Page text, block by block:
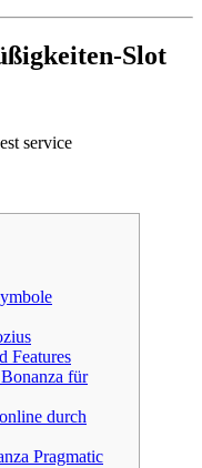
Slot
service
Features
für
durch
Pragmatic